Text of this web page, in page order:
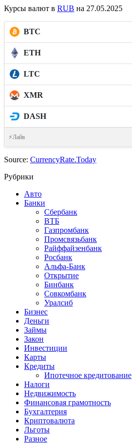
Курсы валют в RUB на 27.05.2025
BTC
ETH
LTC
XMR
DASH
⚡Лайв
Source: CurrencyRate.Today
Рубрики
Авто
Банки
Сбербанк
ВТБ
Газпромбанк
Промсвязьбанк
Райффайзенбанк
Росбанк
Альфа-Банк
Открытие
Бинбанк
Совкомбанк
Уралсиб
Бизнес
Деньги
Займы
Закон
Инвестиции
Карты
Кредиты
Ипотечное кредитование
Налоги
Недвижимость
Финансовая грамотность
Бухгалтерия
Криптовалюта
Льготы
Разное